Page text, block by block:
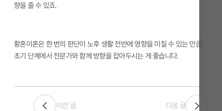
향을 줄 수 있죠.
황혼이혼은 한 번의 판단이 노후 생활 전반에 영향을 미칠 수 있는 만큼,
초기 단계에서 전문가와 함께 방향을 잡아두시는 게 좋습니다.
이전 글 다음 글